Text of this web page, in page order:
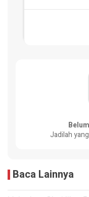
Jadilah
Baca Lainnya